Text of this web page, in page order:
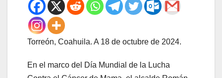
Torreón, Coahuila. A 18 de octubre de 2024.
En el marco del Día Mundial de la Lucha